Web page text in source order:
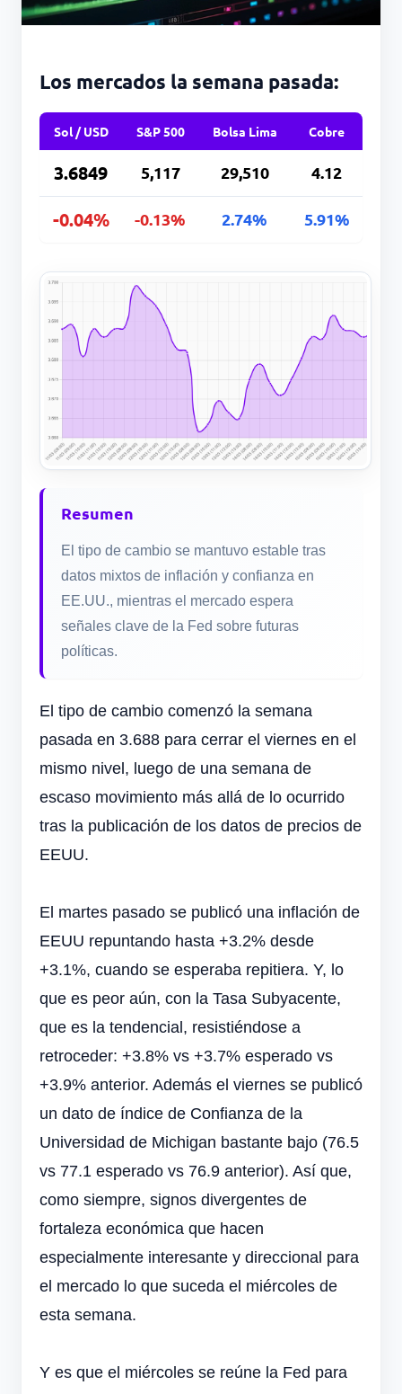
Los mercados la semana pasada:
Sol / USD S&P 500 Bolsa Lima Cobre
3.6849 5,117 29,510 4.12
-0.04% -0.13% 2.74% 5.91%
Resumen
El tipo de cambio se mantuvo estable tras
datos mixtos de inflación y confianza en
EE.UU., mientras el mercado espera
señales clave de la Fed sobre futuras
políticas.
El tipo de cambio comenzó la semana
pasada en 3.688 para cerrar el viernes en el
mismo nivel, luego de una semana de
escaso movimiento más allá de lo ocurrido
tras la publicación de los datos de precios de
EEUU.
El martes pasado se publicó una inflación de
EEUU repuntando hasta +3.2% desde
+3.1%, cuando se esperaba repitiera. Y, lo
que es peor aún, con la Tasa Subyacente,
que es la tendencial, resistiéndose a
retroceder: +3.8% vs +3.7% esperado vs
+3.9% anterior. Además el viernes se publicó
un dato de índice de Confianza de la
Universidad de Michigan bastante bajo (76.5
vs 77.1 esperado vs 76.9 anterior). Así que,
como siempre, signos divergentes de
fortaleza económica que hacen
especialmente interesante y direccional para
el mercado lo que suceda el miércoles de
esta semana.
Y es que el miércoles se reúne la Fed para